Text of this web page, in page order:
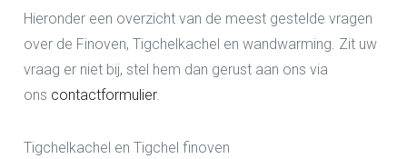
Hieronder een overzicht van de meest gestelde vragen
over de Finoven, Tigchelkachel en wandwarming. Zit uw
vraag er niet bij, stel hem dan gerust aan ons via
ons contactformulier.
Tigchelkachel en Tigchel finoven